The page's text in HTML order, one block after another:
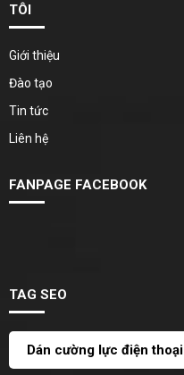
TÔI
Giới thiệu
Đào tạo
Tin tức
Liên hệ
FANPAGE FACEBOOK
TAG SEO
Dán cường lực điện thoại